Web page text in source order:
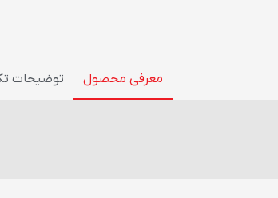
معرفی محصول توضیحات